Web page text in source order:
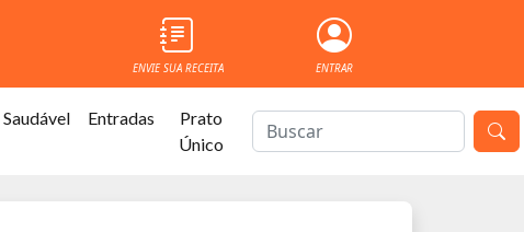
ENVIE SUA RECEITA ENTRAR
Saudável Entradas
Prato
Único